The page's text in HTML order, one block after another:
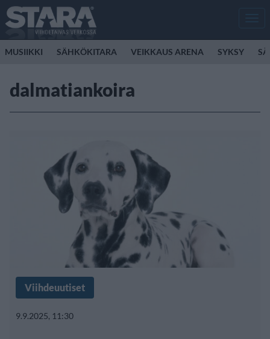
MUSIIKKI SÄHKÖKITARA VEIKKAUS ARENA SYKSY
dalmatiankoira
Viihdeuutiset
9.9.2025, 11:30